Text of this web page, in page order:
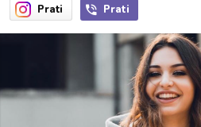
Prati Prati